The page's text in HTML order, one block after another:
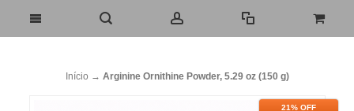
Início → Arginine Ornithine Powder, 5.29 oz (150 g)
21% OFF